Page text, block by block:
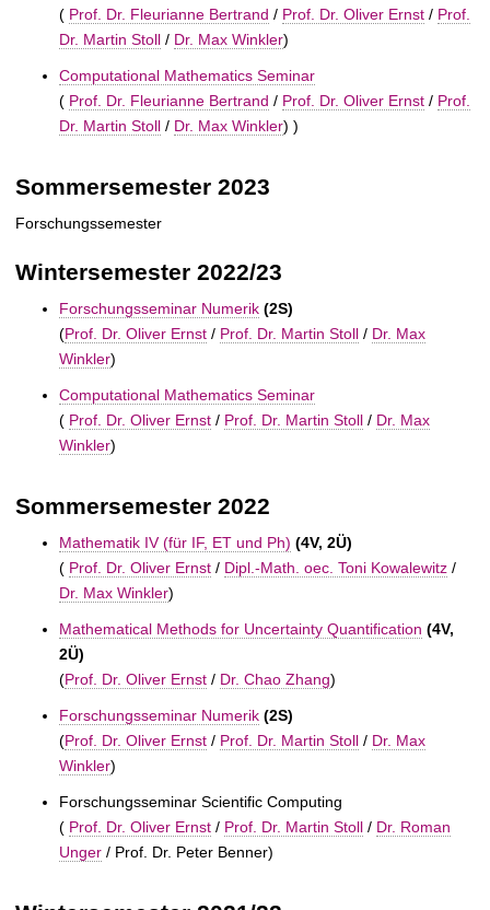
( Prof. Dr. Fleurianne Bertrand / Prof. Dr. Oliver Ernst / Prof.
Dr. Martin Stoll / Dr. Max Winkler)
Computational Mathematics Seminar
( Prof. Dr. Fleurianne Bertrand / Prof. Dr. Oliver Ernst / Prof.
Dr. Martin Stoll / Dr. Max Winkler) )
Sommersemester 2023
Forschungssemester
Wintersemester 2022/23
Forschungsseminar Numerik (2S)
(Prof. Dr. Oliver Ernst / Prof. Dr. Martin Stoll / Dr. Max
Winkler)
Computational Mathematics Seminar
( Prof. Dr. Oliver Ernst / Prof. Dr. Martin Stoll / Dr. Max
Winkler)
Sommersemester 2022
Mathematik IV (für IF, ET und Ph) (4V, 2Ü)
( Prof. Dr. Oliver Ernst / Dipl.-Math. oec. Toni Kowalewitz /
Dr. Max Winkler)
Mathematical Methods for Uncertainty Quantification (4V,
2Ü)
(Prof. Dr. Oliver Ernst / Dr. Chao Zhang)
Forschungsseminar Numerik (2S)
(Prof. Dr. Oliver Ernst / Prof. Dr. Martin Stoll / Dr. Max
Winkler)
Forschungsseminar Scientific Computing
( Prof. Dr. Oliver Ernst / Prof. Dr. Martin Stoll / Dr. Roman
Unger / Prof. Dr. Peter Benner)